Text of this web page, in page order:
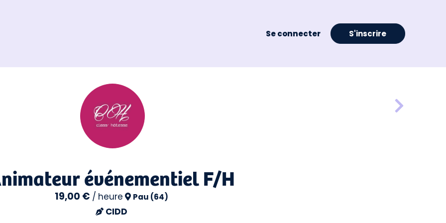
Se connecter S'inscrire
événementiel F/H
19,00 € / heure Pau (64)
CIDD